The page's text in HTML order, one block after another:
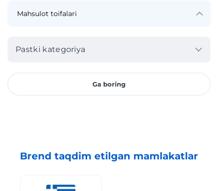
Pastki kategoriya
Ga boring
Brend taqdim etilgan mamlakatlar